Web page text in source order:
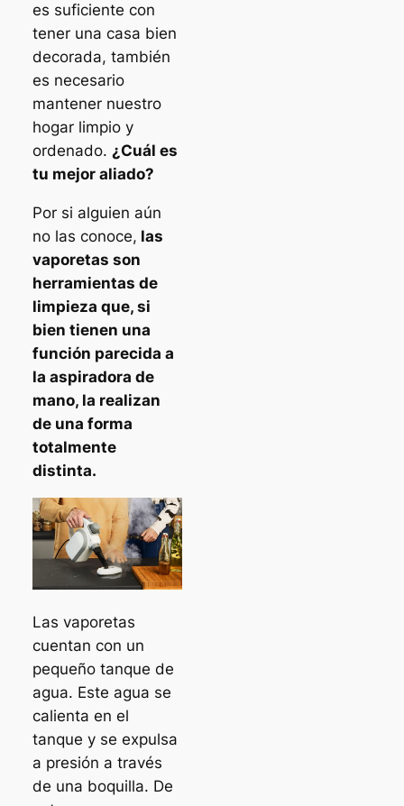
es suficiente con
tener una casa bien
decorada, también
es necesario
mantener nuestro
hogar limpio y
ordenado. ¿Cuál es
tu mejor aliado?
Por si alguien aún
no las conoce, las
vaporetas son
herramientas de
limpieza que, si
bien tienen una
función parecida a
la aspiradora de
mano, la realizan
de una forma
totalmente
distinta.
Las vaporetas
cuentan con un
pequeño tanque de
agua. Este agua se
calienta en el
tanque y se expulsa
a presión a través
de una boquilla. De